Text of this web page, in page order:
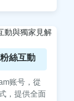
絲互動
账号，從
，提供全面